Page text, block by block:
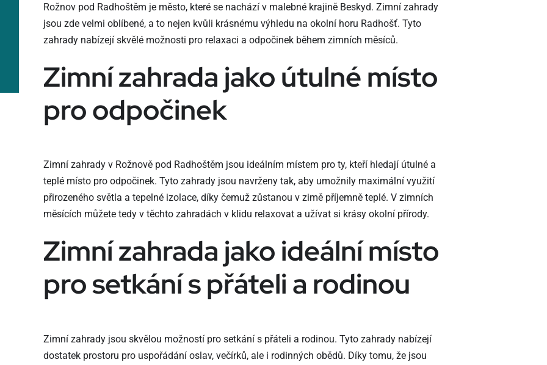
Rožnov pod Radhoštěm je město, které se nachází v malebné krajině Beskyd. Zimní zahrady
jsou zde velmi oblíbené, a to nejen kvůli krásnému výhledu na okolní horu Radhošť. Tyto
zahrady nabízejí skvělé možnosti pro relaxaci a odpočinek během zimních měsíců.
Zimní zahrada jako útulné místo
pro odpočinek
Zimní zahrady v Rožnově pod Radhoštěm jsou ideálním místem pro ty, kteří hledají útulné a
teplé místo pro odpočinek. Tyto zahrady jsou navrženy tak, aby umožnily maximální využití
přirozeného světla a tepelné izolace, díky čemuž zůstanou v zimě příjemně teplé. V zimních
měsících můžete tedy v těchto zahradách v klidu relaxovat a užívat si krásy okolní přírody.
Zimní zahrada jako ideální místo
pro setkání s přáteli a rodinou
Zimní zahrady jsou skvělou možností pro setkání s přáteli a rodinou. Tyto zahrady nabízejí
dostatek prostoru pro uspořádání oslav, večírků, ale i rodinných obědů. Díky tomu, že jsou